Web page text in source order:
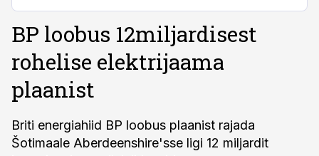
BP loobus 12miljardisest
rohelise elektrijaama
plaanist
Briti energiahiid BP loobus plaanist rajada
Šotimaale Aberdeenshire'sse ligi 12 miljardit